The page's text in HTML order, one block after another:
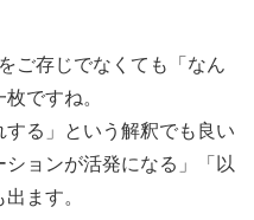
ご存じでなくても「なん
ですね。
る」という解釈でも良い
ョンが活発になる」「以
ます。